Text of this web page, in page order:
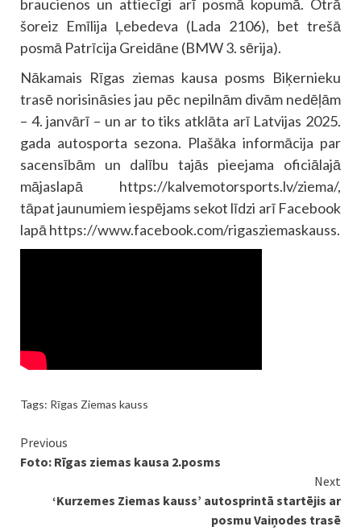
braucienos un attiecīgi arī posmā kopumā. Otrā
šoreiz Emīlija Ļebedeva (Lada 2106), bet trešā
posmā Patrīcija Greidāne (BMW 3. sērija).
Nākamais Rīgas ziemas kausa posms Biķernieku
trasē norisināsies jau pēc nepilnām divām nedēļām
– 4. janvārī – un ar to tiks atklāta arī Latvijas 2025.
gada autosporta sezona. Plašāka informācija par
sacensībām un dalību tajās pieejama oficiālajā
mājaslapā https://kalvemotorsports.lv/ziema/,
tāpat jaunumiem iespējams sekot līdzi arī Facebook
lapā https://www.facebook.com/rigasziemaskauss.
Tags: Rīgas Ziemas kauss
Continue
Reading
Previous
Foto: Rīgas ziemas kausa 2.posms
Next
‘Kurzemes Ziemas kauss’ autosprintā startējis ar
posmu Vaiņodes trasē